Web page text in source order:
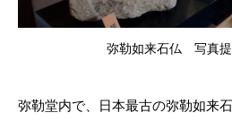
弥勒如来石仏 写真
弥勒堂内で、日本最古の弥勒如来